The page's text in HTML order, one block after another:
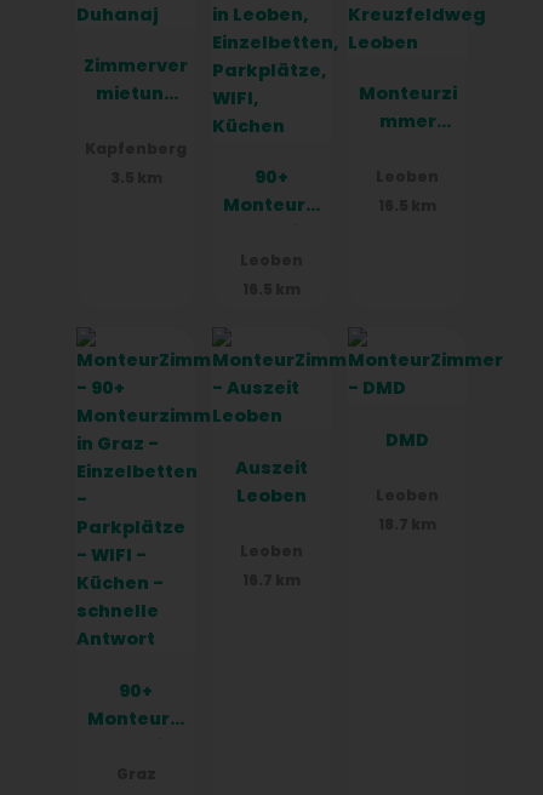
Zimmerver
mietung
90+
Monteurzi
Parkplätz
e, WIFI,
Küchen
Monteurzi
mmer
90+
Monteurzi
Auszeit
Leoben
DMD